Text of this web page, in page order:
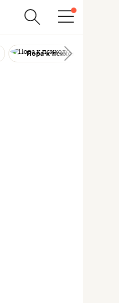
Пора к психологу